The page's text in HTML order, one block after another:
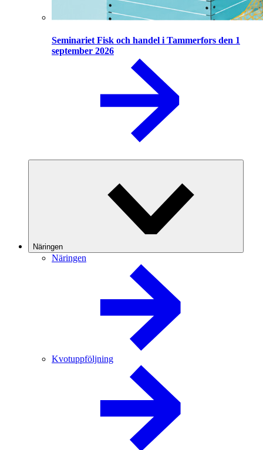
Seminariet Fisk och handel i Tammerfors den 1
september 2026
Näringen
Näringen
Kvotuppföljning